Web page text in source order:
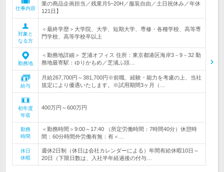
仕事内容
業の商品企画担当／残業月5~20H／服装自由／土日祝休み／年休
121日】
対象と
なる方
＜最終学歴＞大学院、大学、短期大学、専修・各種学校、高等専
門学校、高等学校卒以上
勤務地
＜勤務地詳細＞ 芝浦オフィス 住所：東京都港区海岸3－9－32 勤
務地最寄駅：ゆりかもめ／芝浦ふ頭…
給与
月給267,700円～381,700円※前職、経験・能力を考慮の上、当社
規定により優遇いたします。※試用期間3ヶ月（…
初年度
年収
400万円～600万円
勤務
時間
＜勤務時間＞9:00～17:40 （所定労働時間：7時間40分）休憩時
間：60分時間外労働有無：有＜…
休日
休暇
週休2日制（休日は会社カレンダーによる）年間有給休暇10日～
20日（下限日数は、入社半年経過後の付与…